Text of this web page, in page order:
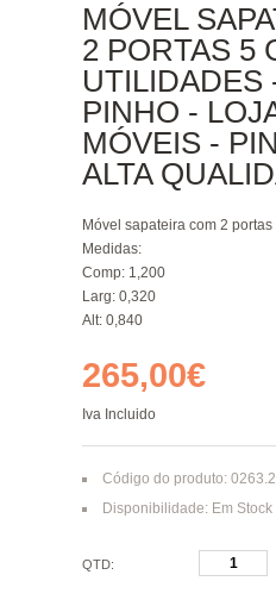
MÓVEL
2 PORTAS 5
UTILIDADES
PINHO -
MÓVEIS -
ALTA
Móvel sapateira com 2
Medidas:
Comp: 1,200
Larg: 0,320
Alt: 0,840
265,00€
Iva Incluido
Código do produto:
Disponibilidade: Em Stock
QTD: